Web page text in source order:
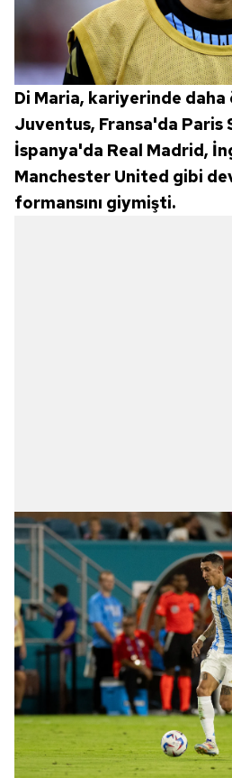
6698 sayılı Kişisel Verilerin
hazırlanmış Aydınlatma
ilgili mevzuata uygun olarak
almak için lütfentıklayınız
Di Maria, kariyerinde
Juventus, Fransa'da Paris
İspanya'da Real Madrid,
Manchester United gibi
formansını giymişti.